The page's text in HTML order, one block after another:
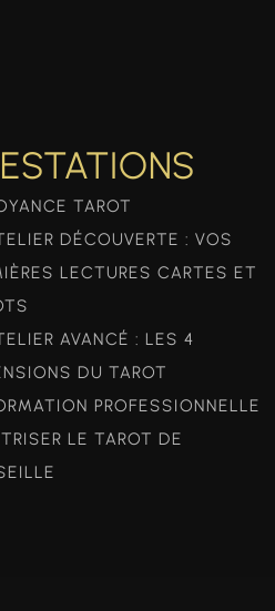
TAROT
DÉCOUVERTE : VOS
LECTURES CARTES ET
AVANCÉ : LES 4
DU TAROT
PROFESSIONNELLE
LE TAROT DE